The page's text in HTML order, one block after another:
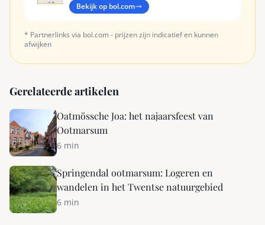
Bekijk op bol.com
* Partnerlinks via bol.com - prijzen zijn indicatief en kunnen
afwijken
Gerelateerde artikelen
Oatmössche Joa: het najaarsfeest van
Ootmarsum
6 min
Springendal ootmarsum: Logeren en
wandelen in het Twentse natuurgebied
6 min